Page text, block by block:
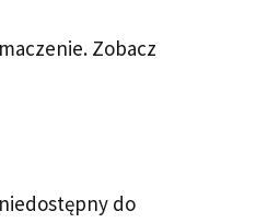
Zobacz
do